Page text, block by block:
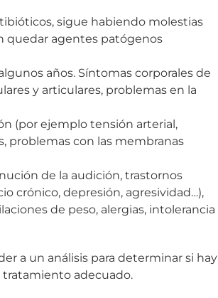
sigue habiendo molestias
quedar agentes patógenos
años. Síntomas corporales de
y articulares, problemas en la
(por ejemplo tensión arterial,
problemas con las membranas
de la audición, trastornos
crónico, depresión, agresividad…),
de peso, alergias, intolerancia
a un análisis para determinar si hay
tratamiento adecuado.